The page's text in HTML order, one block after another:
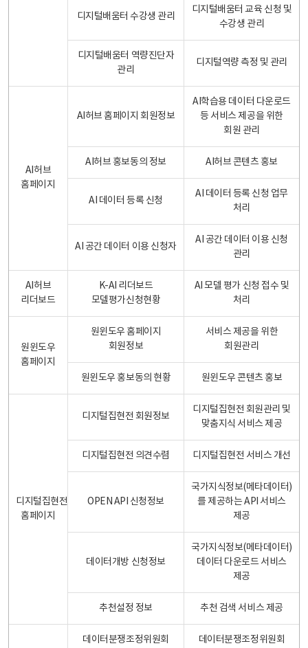
디지털배움터 수강생 관리
디지털배움터 교육 신청 및
수강생 관리
디지털배움터 역량진단자
관리
디지털역량 측정 및 관리
AI허브
홈페이지
AI허브 홈페이지 회원정보
AI학습용 데이터 다운로드
등 서비스 제공을 위한
회원 관리
AI허브 홍보동의 정보 AI허브 콘텐츠 홍보
AI 데이터 등록 신청
AI 데이터 등록 신청 업무
처리
AI 공간 데이터 이용 신청자
AI 공간 데이터 이용 신청
관리
AI허브
리더보드
K-AI 리더보드
모델평가신청현황
AI 모델 평가 신청 접수 및
처리
원윈도우
홈페이지
원윈도우 홈페이지
회원정보
서비스 제공을 위한
회원관리
원윈도우 홍보동의 현황 원윈도우 콘텐츠 홍보
디지털집현전
홈페이지
디지털집현전 회원정보
디지털집현전 회원관리 및
맞춤지식 서비스 제공
디지털집현전 의견수렴 디지털집현전 서비스 개선
OPEN API 신청정보
국가지식정보(메타데이터)
를 제공하는 API 서비스
제공
데이터개방 신청정보
국가지식정보(메타데이터)
데이터 다운로드 서비스
제공
추천설정 정보 추천 검색 서비스 제공
데이터분쟁조정위원회
데이터분쟁조정위원회